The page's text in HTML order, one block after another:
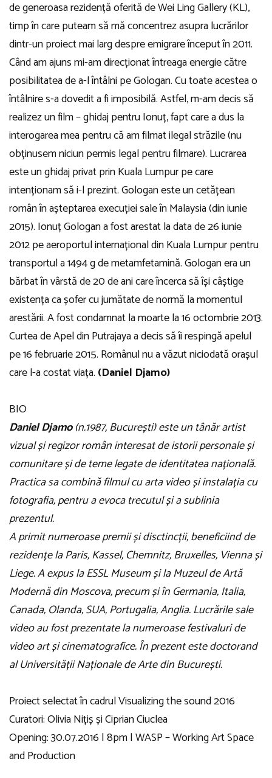
de generoasa rezidență oferită de Wei Ling Gallery (KL),
timp în care puteam să mă concentrez asupra lucrărilor
dintr-un proiect mai larg despre emigrare început în 2011.
Când am ajuns mi-am direcționat întreaga energie către
posibilitatea de a-l întâlni pe Gologan. Cu toate acestea o
întâlnire s-a dovedit a fi imposibilă. Astfel, m-am decis să
realizez un film – ghidaj pentru Ionuț, fapt care a dus la
interogarea mea pentru că am filmat ilegal străzile (nu
obținusem niciun permis legal pentru filmare). Lucrarea
este un ghidaj privat prin Kuala Lumpur pe care
intenționam să i-l prezint. Gologan este un cetățean
român în așteptarea execuției sale în Malaysia (din iunie
2015). Ionuț Gologan a fost arestat la data de 26 iunie
2012 pe aeroportul internațional din Kuala Lumpur pentru
transportul a 1494 g de metamfetamină. Gologan era un
bărbat în vârstă de 20 de ani care încerca să își câștige
existența ca șofer cu jumătate de normă la momentul
arestării. A fost condamnat la moarte la 16 octombrie 2013.
Curtea de Apel din Putrajaya a decis să îi respingă apelul
pe 16 februarie 2015. Românul nu a văzut niciodată orașul
care l-a costat viața. (Daniel Djamo)
BIO
Daniel Djamo(n.1987, București) este un tânăr artist
vizual și regizor român interesat de istorii personale și
comunitare și de teme legate de identitatea națională.
Practica sa combină filmul cu arta video și instalația cu
fotografia, pentru a evoca trecutul și a sublinia
prezentul.
A primit numeroase premii și disctincții, beneficiind de
rezidențe la Paris, Kassel, Chemnitz, Bruxelles, Vienna și
Liege. A expus la ESSL Museum și la Muzeul de Artă
Modernă din Moscova, precum și în Germania, Italia,
Canada, Olanda, SUA, Portugalia, Anglia. Lucrările sale
video au fost prezentate la numeroase festivaluri de
video art și cinematografice. În prezent este doctorand
al Universității Naționale de Arte din București.
Proiect selectat în cadrul Visualizing the sound 2016
Curatori: Olivia Nițiș și Ciprian Ciuclea
Opening: 30.07.2016 | 8pm | WASP – Working Art Space
and Production